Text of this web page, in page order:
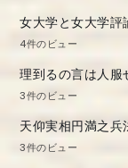
女大学と女大学
4件のビュー
理到るの言は人服
3件のビュー
天仰実相円満之兵
3件のビュー